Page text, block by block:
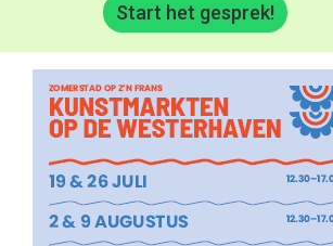
Start het gesprek!